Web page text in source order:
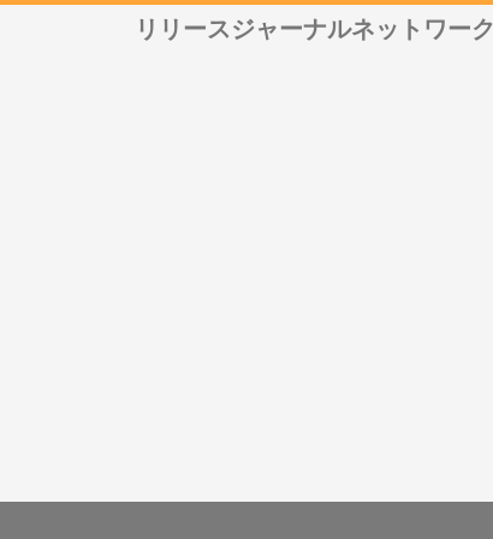
リリースジャーナルネットワーク